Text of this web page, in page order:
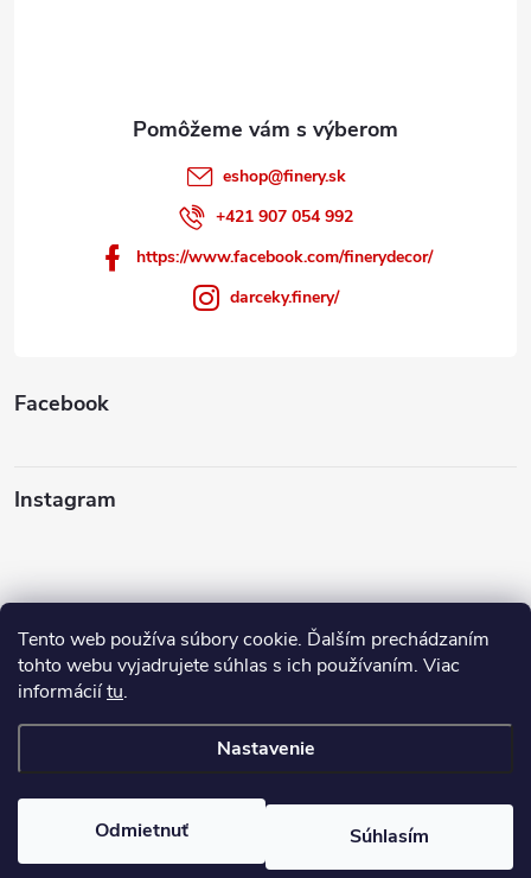
Tento web používa súbory cookie. Ďalším prechádzaním
tohto webu vyjadrujete súhlas s ich používaním. Viac
informáciítu.
Nastavenie
Odmietnuť Súhlasím
eshop@finery.sk
+421 907 054 992
https://www.facebook.com/finerydecor/
darceky.finery/
Facebook
Instagram
Sledovať na Instagrame
Ako nakupovať
FINERY I darčeky. Všetky práva vyhradené.